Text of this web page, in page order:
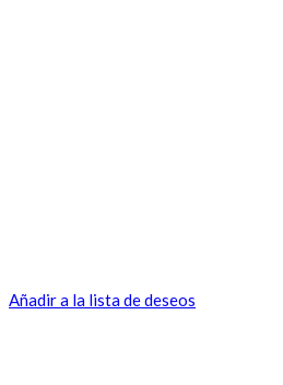
Añadir a la lista de deseos